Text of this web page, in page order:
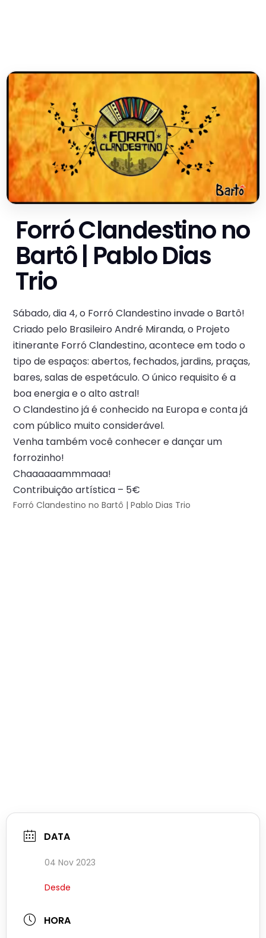
Forró Clandestino no
Bartô | Pablo Dias
Trio
Sábado, dia 4, o Forró Clandestino invade o Bartô!
Criado pelo Brasileiro André Miranda, o Projeto
itinerante Forró Clandestino, acontece em todo o
tipo de espaços: abertos, fechados, jardins, praças,
bares, salas de espetáculo. O único requisito é a
boa energia e o alto astral!
O Clandestino já é conhecido na Europa e conta já
com público muito considerável.
Venha também você conhecer e dançar um
forrozinho!
Chaaaaaammmaaa!
Contribuição artística – 5€
Forró Clandestino no Bartô | Pablo Dias Trio
DATA
04 Nov 2023
Desde
HORA